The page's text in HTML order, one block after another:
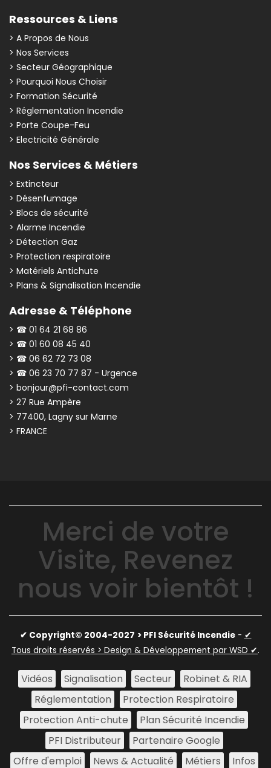
Ressources & Liens
> A Propos de Nous
> Nos Services
> Secteur Géographique
> Pourquoi Nous Choisir
> Formation Sécurité
> Réglementation Incendie
> Porte Coupe-Feu
> Electricité Générale
Nos Services & Métiers
> Extincteur
> Désenfumage
> Blocs de sécurité
> Alarme Incendie
> Détection Gaz
> Protection respiratoire
> Matériels Antichute
> Plans & Signalisation Incendie
Adresse & Téléphone
> ☎ 01 64 21 68 86
> ☎ 01 60 08 45 40
> ☎ 06 62 72 73 08
> ☎ 06 23 70 77 87 - Urgence
> bonjour@pfi-contact.com
> 27 Rue Ampère
> 77400, Lagny sur Marne
> FRANCE
Merci de votre
Visite, Revenez
nous voir bientôt !
✔ Copyright© 2004-2027 > PFI Sécurité Incendie- ✔
Tous droits réservés > Design & Développement par WSD ✔.
Vidéos Signalisation Secteur
Robinet & RIA
Réglementation
Protection Respiratoire
Protection Anti-chute
Plan Sécurité Incendie
PFI Distributeur
Partenaire Google
Offre d'emploi
News & Actualité Métiers
Infos